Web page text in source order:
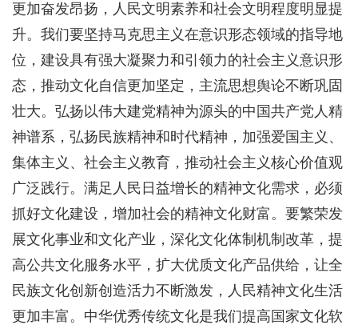
更加奋发昂扬，人民文明素养和社会文明程度明显提
升。我们要坚持马克思主义在意识形态领域的指导地
位，建设具有强大凝聚力和引领力的社会主义意识形
态，推动文化自信更加坚定，主流思想舆论不断巩固
壮大。弘扬以伟大建党精神为源头的中国共产党人精
神谱系，弘扬民族精神和时代精神，加强爱国主义、
集体主义、社会主义教育，推动社会主义核心价值观
广泛践行。满足人民日益增长的精神文化需求，必须
抓好文化建设，增加社会的精神文化财富。要繁荣发
展文化事业和文化产业，深化文化体制机制改革，提
高公共文化服务水平，扩大优质文化产品供给，让全
民族文化创新创造活力不断激发，人民精神文化生活
更加丰富。中华优秀传统文化是我们提高国家文化软